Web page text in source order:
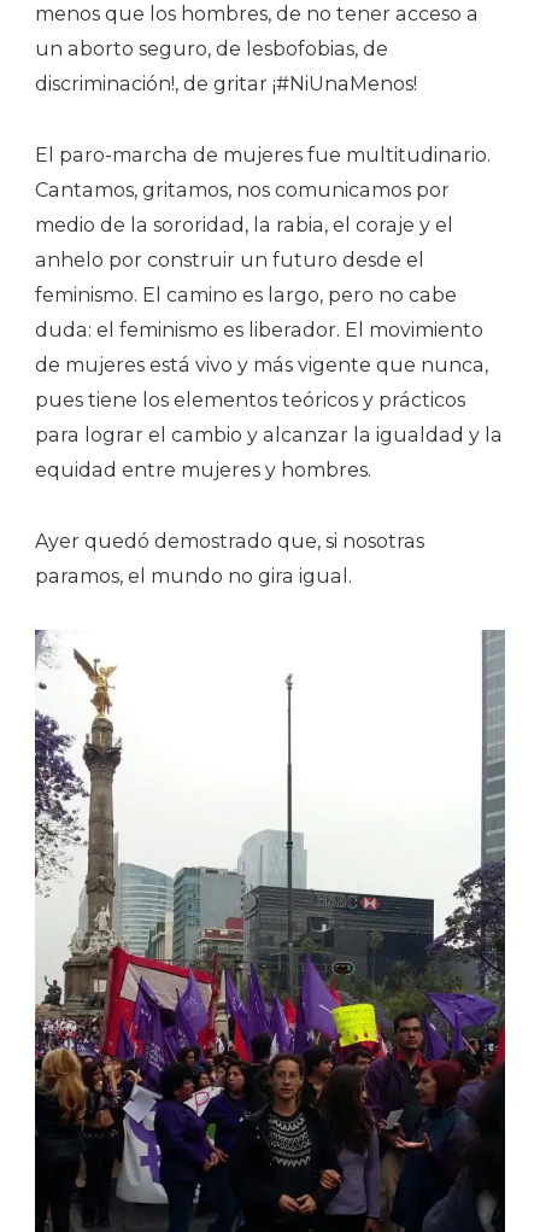
menos que los hombres, de no tener acceso a
un aborto seguro, de lesbofobias, de
discriminación!, de gritar ¡#NiUnaMenos!
El paro-marcha de mujeres fue multitudinario.
Cantamos, gritamos, nos comunicamos por
medio de la sororidad, la rabia, el coraje y el
anhelo por construir un futuro desde el
feminismo. El camino es largo, pero no cabe
duda: el feminismo es liberador. El movimiento
de mujeres está vivo y más vigente que nunca,
pues tiene los elementos teóricos y prácticos
para lograr el cambio y alcanzar la igualdad y la
equidad entre mujeres y hombres.
Ayer quedó demostrado que, si nosotras
paramos, el mundo no gira igual.